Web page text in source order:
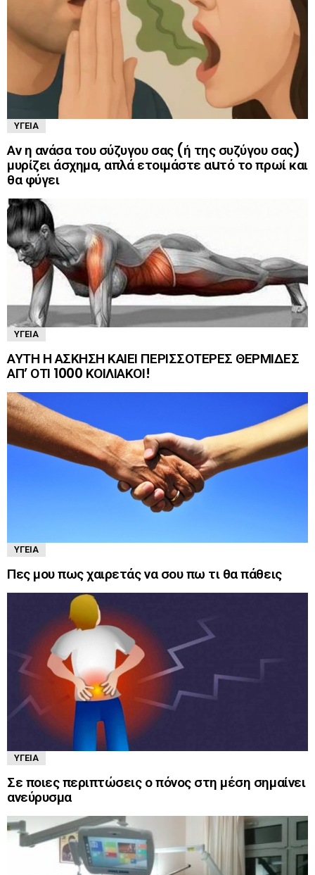
ΥΓΕΊΑ
Αν η ανάσα του σύζυγου σας (ή της συζύγου σας)
μυρίζει άσχημα, απλά ετοιμάστε αuτό το πρωί και
θα φύγει
ΥΓΕΊΑ
ΑΥΤΗ Η ΑΣΚΗΣΗ ΚΑΙΕΙ ΠΕΡΙΣΣΟΤΕΡΕΣ ΘΕΡΜΙΔΕΣ
ΑΠ’ ΟΤΙ 1000 ΚΟΙΛΙΑΚΟΙ!
ΥΓΕΊΑ
Πες μου πως χαιρετάς να σου πω τι θα πάθεις
ΥΓΕΊΑ
Σε ποιες περιπτώσεις ο πόνος στη μέση σημαίνει
ανεύρυσμα